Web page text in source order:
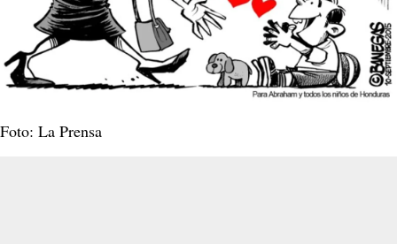
Foto: La Prensa